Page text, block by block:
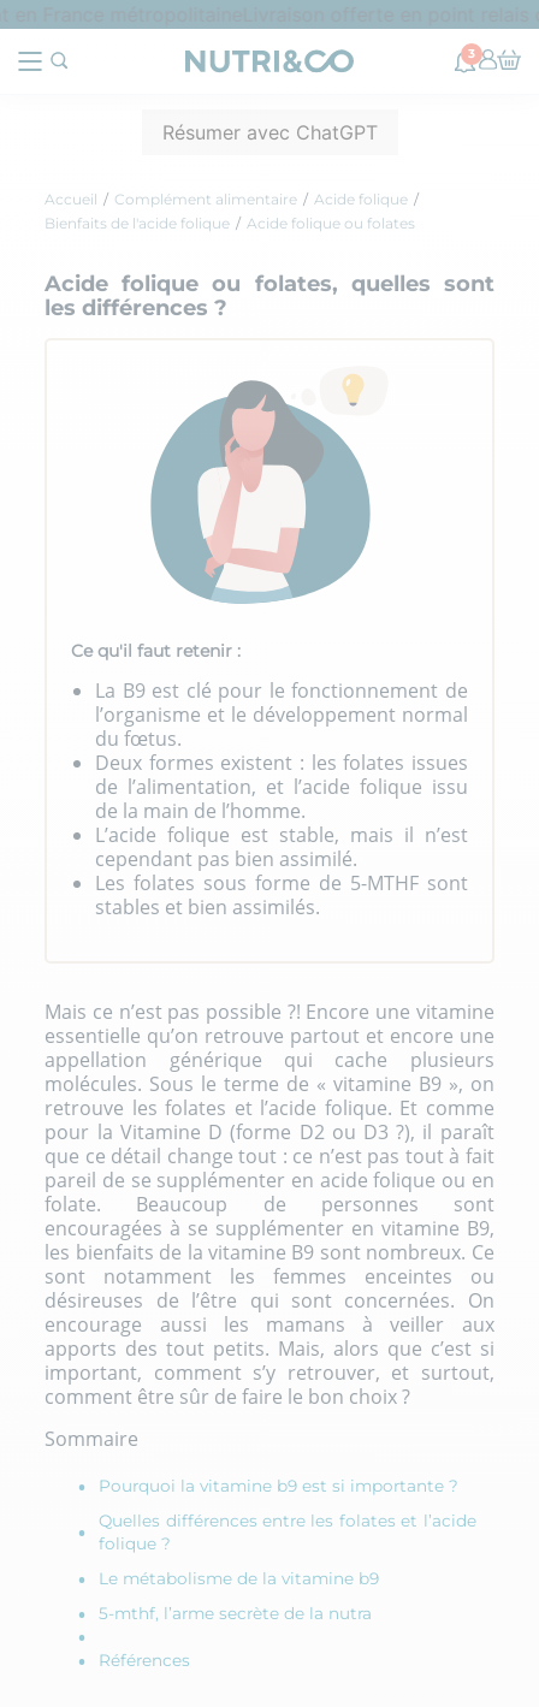
3
Résumer avec ChatGPT
Accueil Complément alimentaire
Acide folique
Bienfaits de l'acide folique
Acide folique ou folates
Acide folique ou folates, quelles sont
les différences ?
Ce qu'il faut retenir :
La B9 est clé pour le fonctionnement de
l’organisme et le développement normal
du fœtus.
Deux formes existent : les folates issues
de l’alimentation, et l’acide folique issu
de la main de l’homme.
L’acide folique est stable, mais il n’est
cependant pas bien assimilé.
Les folates sous forme de 5-MTHF sont
stables et bien assimilés.
Mais ce n’est pas possible ?! Encore une vitamine
essentielle qu’on retrouve partout et encore une
appellation générique qui cache plusieurs
molécules. Sous le terme de « vitamine B9 », on
retrouve les folates et l’acide folique. Et comme
pour la Vitamine D (forme D2 ou D3 ?), il paraît
que ce détail change tout : ce n’est pas tout à fait
pareil de se supplémenter en acide folique ou en
folate. Beaucoup de personnes sont
encouragées à se supplémenter en vitamine B9,
les bienfaits de la vitamine B9 sont nombreux. Ce
sont notamment les femmes enceintes ou
désireuses de l’être qui sont concernées. On
encourage aussi les mamans à veiller aux
apports des tout petits. Mais, alors que c’est si
important, comment s’y retrouver, et surtout,
comment être sûr de faire le bon choix ?
Sommaire
Pourquoi la vitamine b9 est si importante ?
Quelles différences entre les folates et l’acide
folique ?
Le métabolisme de la vitamine b9
5-mthf, l’arme secrète de la nutra
Références